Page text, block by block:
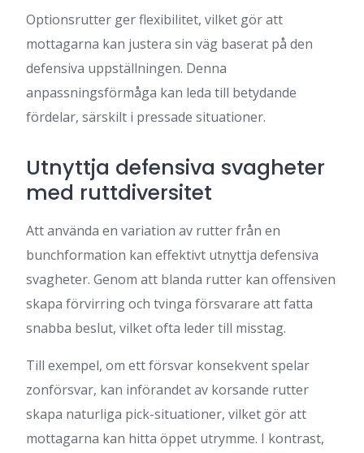
Optionsrutter ger flexibilitet, vilket gör att
mottagarna kan justera sin väg baserat på den
defensiva uppställningen. Denna
anpassningsförmåga kan leda till betydande
fördelar, särskilt i pressade situationer.
Utnyttja defensiva svagheter
med ruttdiversitet
Att använda en variation av rutter från en
bunchformation kan effektivt utnyttja defensiva
svagheter. Genom att blanda rutter kan offensiven
skapa förvirring och tvinga försvarare att fatta
snabba beslut, vilket ofta leder till misstag.
Till exempel, om ett försvar konsekvent spelar
zonförsvar, kan införandet av korsande rutter
skapa naturliga pick-situationer, vilket gör att
mottagarna kan hitta öppet utrymme. I kontrast,